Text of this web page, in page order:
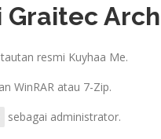
Graitec
resmi Kuyhaa Me.
WinRAR atau 7-Zip.
sebagai administrator.